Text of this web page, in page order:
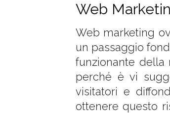
Web
Web marketing
un passaggio
funzionante della
perché è vi
visitatori e
ottenere questo